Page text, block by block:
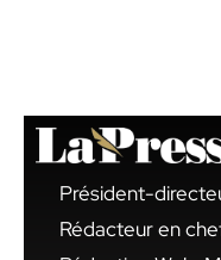
Président-
Rédacteur en